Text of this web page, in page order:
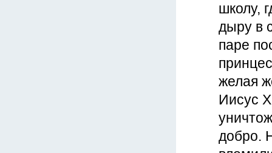
школу,
дыру в
паре
желая
Иисус
добро.